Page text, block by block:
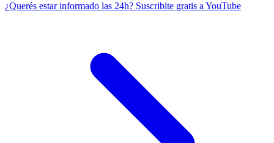
¿Querés estar informado las 24h? Suscribite gratis a YouTube